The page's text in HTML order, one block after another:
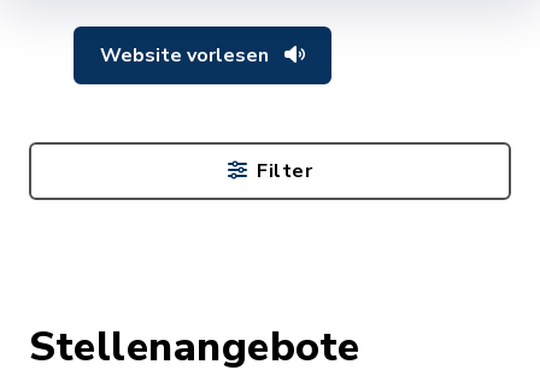
Website vorlesen
Stellenangebote
Filter